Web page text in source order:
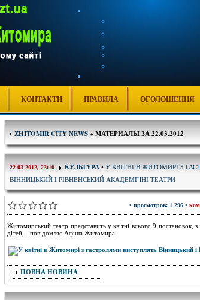
КОНТАКТИ ПРАВИЛА ОГОЛОШЕННЯ
• ZHITOMIR CITY NEWS» МАТЕРИАЛЫ ЗА 22.03.2012
22-03-2012, 23:10 КУЛЬТУРА • У КВІТНІ В ЖИТОМИРІ З
ВІННИЦЬКИЙ І РІВНЕНСЬКИЙ АКАДЕМІЧНІ ТЕАТРИ
• просмотров: 1 296 •
Житомирський театр представить у квітні всього 9 постановок,
дітей, - повідомляє Афіша Житомира
ПОВНА НОВИНА